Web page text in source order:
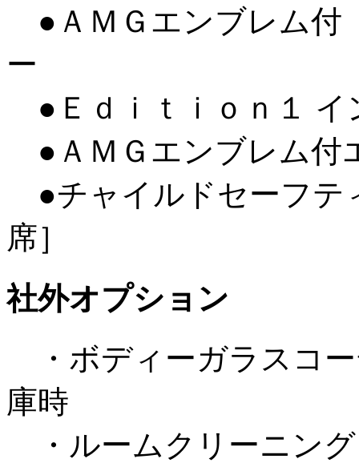
●ＡＭＧエンブレム付
ー
●Ｅｄｉｔｉｏｎ１ イ
●ＡＭＧエンブレム付
●チャイルドセーフテ
席］
社外オプション
・ボディーガラスコー
庫時
・ルームクリーニン